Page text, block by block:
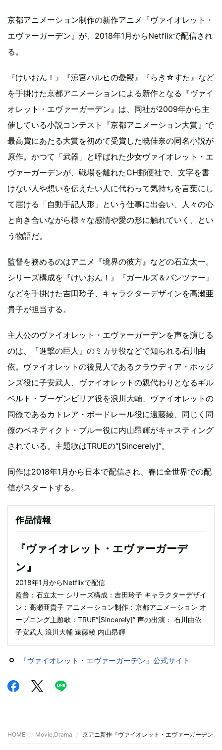
京都アニメーション制作の新作アニメ『ヴァイオレット・
エヴァーガーデン』が、2018年1月からNetflixで配信され
る。
『けいおん！』『涼宮ハルヒの憂鬱』『らき☆すた』など
を手掛けた京都アニメーションによる新作となる『ヴァイ
オレット・エヴァーガーデン』は、同社が2009年から主
催している小説コンテスト『京都アニメーション大賞』で
最高賞にあたる大賞を初めて受賞した暁佳奈の同名小説が
原作。かつて「武器」と呼ばれた少女ヴァイオレット・エ
ヴァーガーデンが、戦場を離れたCH郵便社で、文字を書
けない人や想いを伝えたい人に代わって気持ちを言葉にし
て届ける「自動手記人形」という仕事に出会い、人々の心
と向き合いながら様々な感情や愛の形に触れていく、とい
う物語だ。
監督を務めるのはアニメ『境界の彼方』などの石立太一。
シリーズ構成を『けいおん！』『ガールズ＆パンツァー』
などを手掛けた吉田玲子、キャラクターデザインを高瀬亜
貴子が担当する。
主人公のヴァイオレット・エヴァーガーデンを声を演じる
のは、『進撃の巨人』のミカサ役などで知られる石川由
依。ヴァイオレットの後見人であるクラウディア・ホッジ
ンズ役に子安武人、ヴァイオレットの親代わりとなるギル
ベルト・ブーゲンビリア役を浪川大輔、ヴァイオレットの
同僚であるカトレア・ボードレール役に遠藤綾、同じく同
僚のベネディクト・ブルー役に内山昂輝がキャスティング
されている。主題歌はTRUEの“[Sincerely]”。
同作は2018年1月から日本で配信され、春に全世界での配
信がスタートする。
作品情報
『ヴァイオレット・エヴァーガーデ
ン』
2018年1月からNetflixで配信
監督：石立太一 シリーズ構成：吉田玲子 キャラクターデザイ
ン：高瀬亜貴子 アニメーション制作：京都アニメーション オ
ープニング主題歌：TRUE“[Sincerely]” 声の出演： 石川由依
子安武人 浪川大輔 遠藤綾 内山昂輝
『ヴァイオレット・エヴァーガーデン』公式サイト
HOME Movie,Drama 京アニ新作『ヴァイオレット・エヴァーガーデン